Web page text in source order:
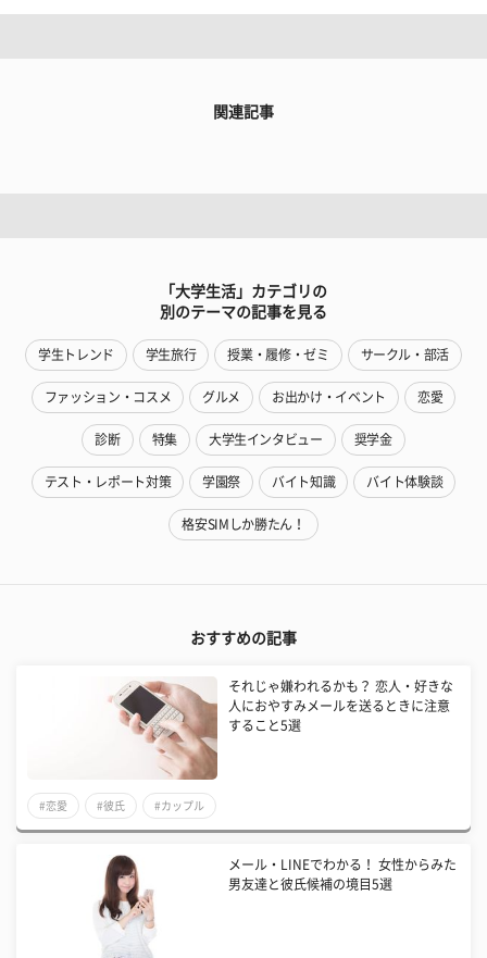
関連記事
「大学生活」カテゴリの
別のテーマの記事を見る
学生トレンド 学生旅行 授業・履修・ゼミ サークル・部活
ファッション・コスメ グルメ お出かけ・イベント 恋愛
診断 特集 大学生インタビュー 奨学金
テスト・レポート対策 学園祭 バイト知識 バイト体験談
格安SIMしか勝たん！
おすすめの記事
それじゃ嫌われるかも？ 恋人・好きな
人におやすみメールを送るときに注意
すること5選
#恋愛 #彼氏 #カップル
メール・LINEでわかる！ 女性からみた
男友達と彼氏候補の境目5選